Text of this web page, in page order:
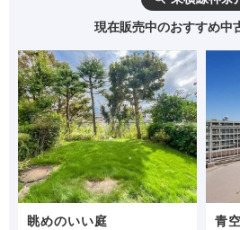
現在販売中のおすすめ中
眺めのいい庭 青